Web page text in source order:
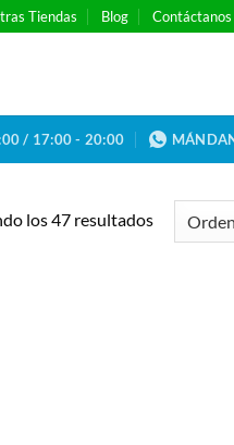
Tiendas Blog Contáctanos
/ 17:00 - 20:00
los 47 resultadosOrdenado
por